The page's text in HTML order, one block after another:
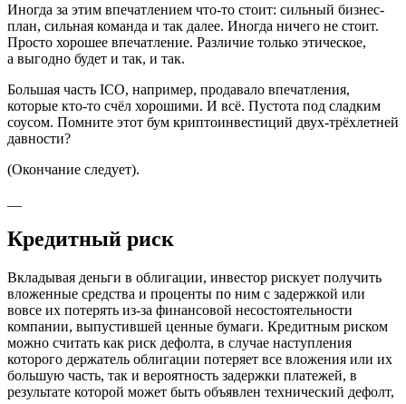
Иногда за этим впечатлением что-то стоит: сильный бизнес-
план, сильная команда и так далее. Иногда ничего не стоит.
Просто хорошее впечатление. Различие только этическое,
а выгодно будет и так, и так.
Большая часть ICO, например, продавало впечатления,
которые кто-то счёл хорошими. И всё. Пустота под сладким
соусом. Помните этот бум криптоинвестиций двух-трёхлетней
давности?
(Окончание следует).
Кредитный риск
Вкладывая деньги в облигации, инвестор рискует получить
вложенные средства и проценты по ним с задержкой или
вовсе их потерять из-за финансовой несостоятельности
компании, выпустившей ценные бумаги. Кредитным риском
можно считать как риск дефолта, в случае наступления
которого держатель облигации потеряет все вложения или их
большую часть, так и вероятность задержки платежей, в
результате которой может быть объявлен технический дефолт,